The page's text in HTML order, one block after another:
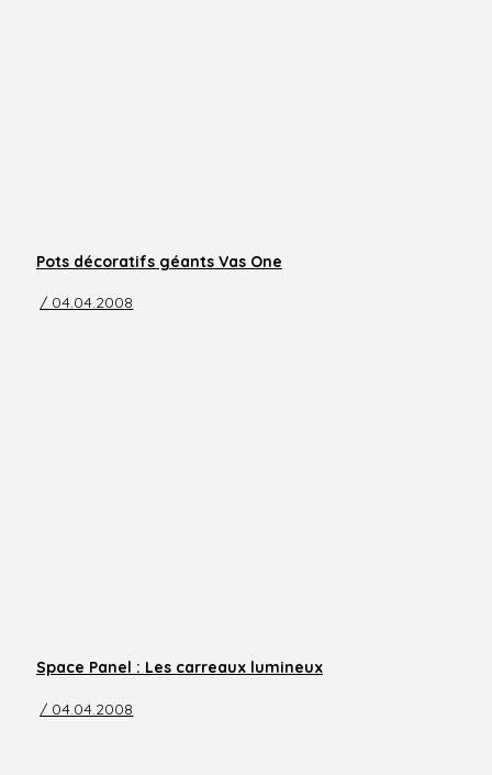
Pots décoratifs géants Vas One
/ 04.04.2008
Space Panel : Les carreaux lumineux
/ 04.04.2008